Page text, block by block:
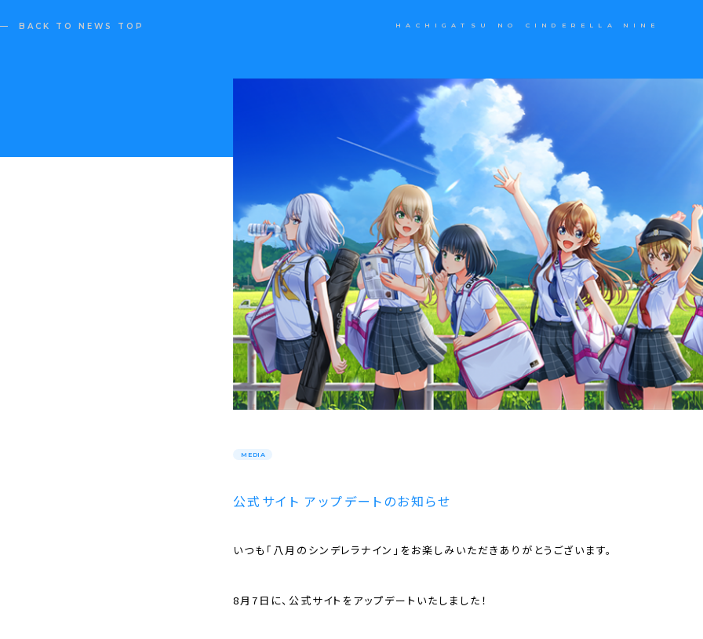
HACHIGATSU NO CINDERELLA NINE
BACK TO NEWS TOP
MEDIA
公式サイト アップデートのお知らせ
いつも「⼋⽉のシンデレラナイン」をお楽しみいただきありがとうございます。
8月7日に、公式サイトをアップデートいたしました！